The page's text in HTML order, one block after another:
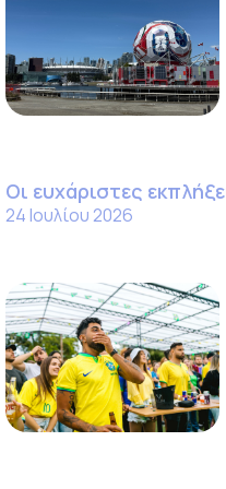
Οι ευχάριστες
24 Ιουλίου 2026